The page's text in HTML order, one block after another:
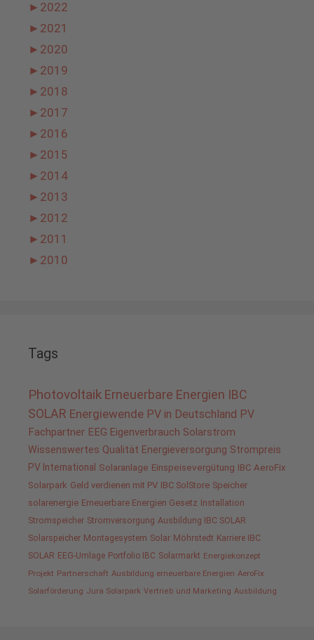
► 2022
► 2021
► 2020
► 2019
► 2018
► 2017
► 2016
► 2015
► 2014
► 2013
► 2012
► 2011
► 2010
Tags
Photovoltaik Erneuerbare Energien IBC
SOLAR Energiewende PV in Deutschland PV
Fachpartner EEG Eigenverbrauch Solarstrom
Wissenswertes Qualität Energieversorgung Strompreis
PV International Solaranlage Einspeisevergütung IBC AeroFix
Solarpark Geld verdienen mit PV IBC SolStore Speicher
solarenergie Erneuerbare Energien Gesetz Installation
Stromspeicher Stromversorgung Ausbildung IBC SOLAR
Solarspeicher Montagesystem Solar Möhrstedt Karriere IBC
SOLAR EEG-Umlage Portfolio IBC Solarmarkt Energiekonzept
Projekt Partnerschaft Ausbildung erneuerbare Energien AeroFix
Solarförderung Jura Solarpark Vertrieb und Marketing Ausbildung